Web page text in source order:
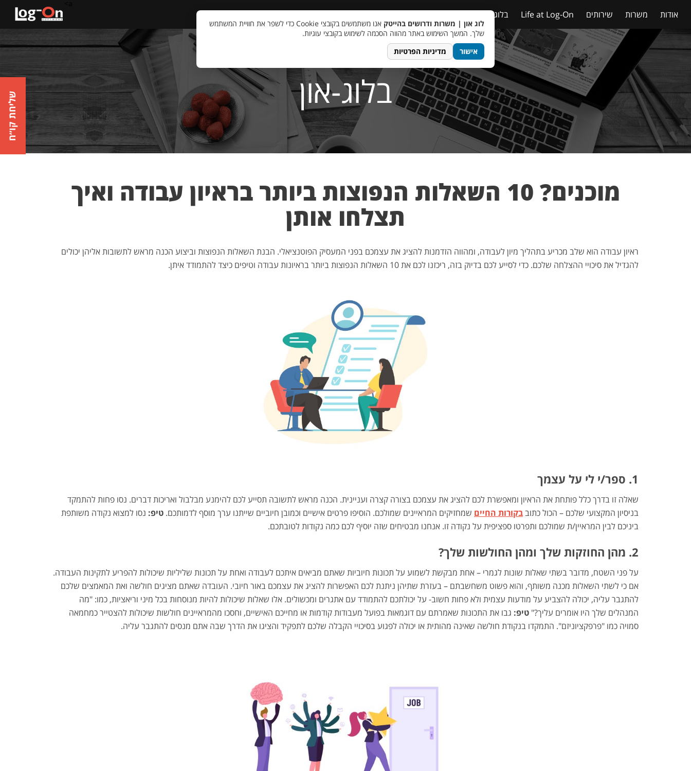
אודות משרות שירותים Life at Log-On בלוג
בלוג-און
מוכנים? 10 השאלות הנפוצות ביותר בראיון עבודה ואיך
תצלחו אותן
ראיון עבודה הוא שלב מכריע בתהליך מיון לעבודה, ומהווה הזדמנות להציג את עצמכם בפני המעסיק הפוטנציאלי. הבנת השאלות הנפוצות וביצוע הכנה מראש לתשובות אליהן יכולים
להגדיל את סיכויי ההצלחה שלכם. כדי לסייע לכם בדיוק בזה, ריכזנו לכם את 10 השאלות הנפוצות ביותר בראיונות עבודה וטיפים כיצד להתמודד איתן.
1. ספר/י לי על עצמך
שאלה זו בדרך כלל פותחת את הראיון ומאפשרת לכם להציג את עצמכם בצורה קצרה ועניינית. הכנה מראש לתשובה תסייע לכם להימנע מבלבול ואריכות דברים. נסו פחות להתמקד
בניסיון המקצועי שלכם – הכול כתובבקורות החיים שמחזיקים המראיינים שמולכם. הוסיפו פרטים אישיים וכמובן חיוביים שייתנו ערך מוסף לדמותכם. טיפ: נסו למצוא נקודה משותפת
ביניכם לבין המראיין/ת שמולכם ותפרטו ספציפית על נקודה זו. אנחנו מבטיחים שזה יוסיף לכם כמה נקודות לטובתכם.
2. מהן החוזקות שלך ומהן החולשות שלך?
על פני השטח, מדובר בשתי שאלות שונות לגמרי – אחת מבקשת לשמוע על תכונות חיוביות שאתם מביאים איתכם לעבודה ואחת על תכונות שליליות שיכולות להפריע לתקינות העבודה.
אם כי לשתי השאלות מכנה משותף, והוא פשוט משחשבתם – בעזרת שתיהן ניתנת לכם האפשרות להציג את עצמכם באור חיובי. העובדה שאתם מציגים חולשה ואת המאמצים שלכם
להתגבר עליה, יכולה להצביע על מודעות עצמית ולא פחות חשוב- על יכולתכם להתמודד עם אתגרים ומכשולים. אלו שאלות שיכולות להיות מנוסחות בכל מיני וריאציות, כמו: "מה
המנהלים שלך היו אומרים עליך?" טיפ: גבו את התכונות שאמרתם עם דוגמאות בפועל מעבודות קודמות או מחייכם האישיים, וחסכו מהמראיינים חולשות שיכולות להצטייר כמחמאה
סמויה כמו "פרפקציוניזם". התמקדו בנקודת חולשה שאינה מהותית או יכולה לפגוע בסיכויי הקבלה שלכם לתפקיד והציגו את הדרך שבה אתם מנסים להתגבר עליה.
לוג און | משרות ודרושים בהייטק
אנו משתמשים בקובצי Cookie כדי לשפר את חוויית המשתמש
שלך. המשך השימוש באתר מהווה הסכמה לשימוש בקובצי עוגיות.
אישור
מדיניות הפרטיות
שליחת קו״ח